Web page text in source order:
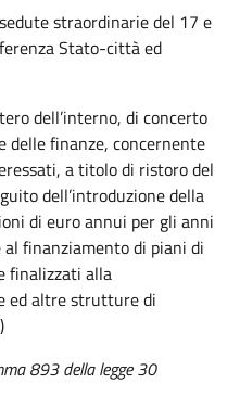
straordinarie del 17 e
Stato-città ed
dell’interno, di concerto
delle finanze, concernente
a titolo di ristoro del
dell’introduzione della
di euro annui per gli anni
finanziamento di piani di
finalizzati alla
ed altre strutture di
893 della legge 30